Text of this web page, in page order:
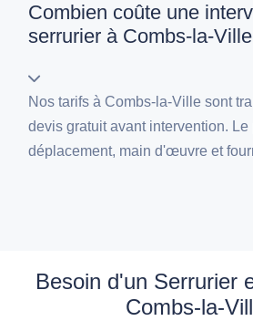
Combien coûte une
serrurier à Combs-la-
Nos tarifs à Combs-la-Ville sont
devis gratuit avant intervention. Le
déplacement, main d'œuvre et
Besoin d'un Serrurier
Combs-la-